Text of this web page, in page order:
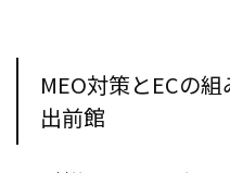
MEO対策とECの
出前館